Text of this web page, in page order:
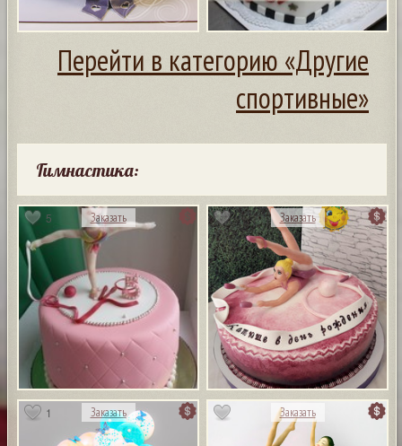
Перейти в категорию «Другие
спортивные»
Гимнастика:
5 Заказать Заказать
1 Заказать Заказать